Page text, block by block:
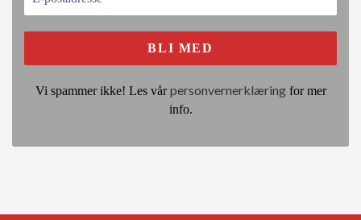
Vi spammer ikke! Les vårpersonvernerklæringfor mer
info.